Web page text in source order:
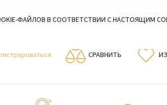
СРАВНИТЬ
ФАЙЛОВ В СООТВЕТСТВИИ С НАСТОЯЩИМ